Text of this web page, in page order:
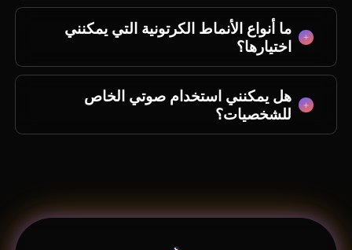
نعم. يمكنك استخدام نصوص طويلة جداً (حتى 12,000
كلمة)، ويمكن لـ Magiclight AI صنع فيديوهات تصل
مدتها إلى 50 دقيقة. إنه رائع لصنع سلسلة كاملة من
الرسوم المتحركة.
ما أنواع الأنماط الكرتونية التي يمكنني
اختيارها؟
Magiclight AI لديه الكثير! يمكنك اختيار أنماط ثلاثية
الأبعاد تشبه بيكسار، أو أنماط أنمي مثل غيبلي، أو حتى
أنماط تبدو ككتاب مصور مرسوم باليد.
هل يمكنني استخدام صوتي الخاص
للشخصيات؟